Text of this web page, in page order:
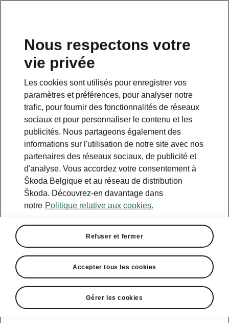
Nous respectons votre
vie privée
Les cookies sont utilisés pour enregistrer vos
paramètres et préférences, pour analyser notre
trafic, pour fournir des fonctionnalités de réseaux
sociaux et pour personnaliser le contenu et les
publicités. Nous partageons également des
informations sur l'utilisation de notre site avec nos
partenaires des réseaux sociaux, de publicité et
d'analyse. Vous accordez votre consentement à
Škoda Belgique et au réseau de distribution
Škoda. Découvrez-en davantage dans
notre Politique relative aux cookies.
Refuser et fermer
Accepter tous les cookies
Gérer les cookies